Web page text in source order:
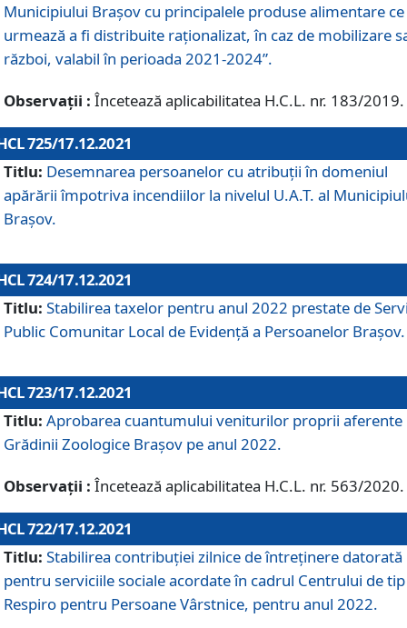
Municipiului Braşov cu principalele produse alimentare ce
urmează a fi distribuite raționalizat, în caz de mobilizare
război, valabil în perioada 2021-2024”.
Observații : Încetează aplicabilitatea H.C.L. nr. 183/2019.
725/17.12.2021
Titlu: Desemnarea persoanelor cu atribuții în domeniul
apărării împotriva incendiilor la nivelul U.A.T. al
Brașov.
724/17.12.2021
Titlu: Stabilirea taxelor pentru anul 2022 prestate de
Public Comunitar Local de Evidență a Persoanelor Braşov.
723/17.12.2021
Titlu: Aprobarea cuantumului veniturilor proprii aferente
Grădinii Zoologice Braşov pe anul 2022.
Observații : Încetează aplicabilitatea H.C.L. nr. 563/2020.
722/17.12.2021
Titlu: Stabilirea contribuţiei zilnice de întreținere datorată
pentru serviciile sociale acordate în cadrul Centrului de tip
Respiro pentru Persoane Vârstnice, pentru anul 2022.